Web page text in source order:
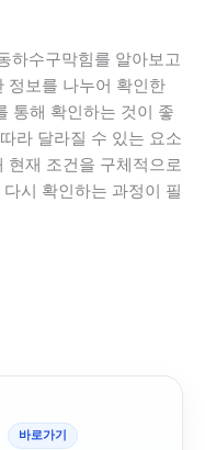
하수구막힘를 알아보고
정보를 나누어 확인한
통해 확인하는 것이 좋
라 달라질 수 있는 요소
현재 조건을 구체적으로
시 확인하는 과정이 필
바로가기